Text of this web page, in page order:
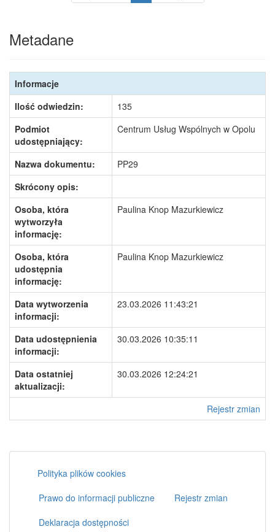
Metadane
Informacje
Ilość odwiedzin:
135
Podmiot
udostępniający:
Centrum Usług Wspólnych w Opolu
Nazwa dokumentu:
PP29
Skrócony opis:
Osoba, która
wytworzyła
informację:
Paulina Knop Mazurkiewicz
Osoba, która
udostępnia
informację:
Paulina Knop Mazurkiewicz
Data wytworzenia
informacji:
23.03.2026 11:43:21
Data udostępnienia
informacji:
30.03.2026 10:35:11
Data ostatniej
aktualizacji:
30.03.2026 12:24:21
Rejestr zmian
Polityka plików cookies
Prawo do informacji publiczne
Rejestr zmian
Deklaracja dostępności